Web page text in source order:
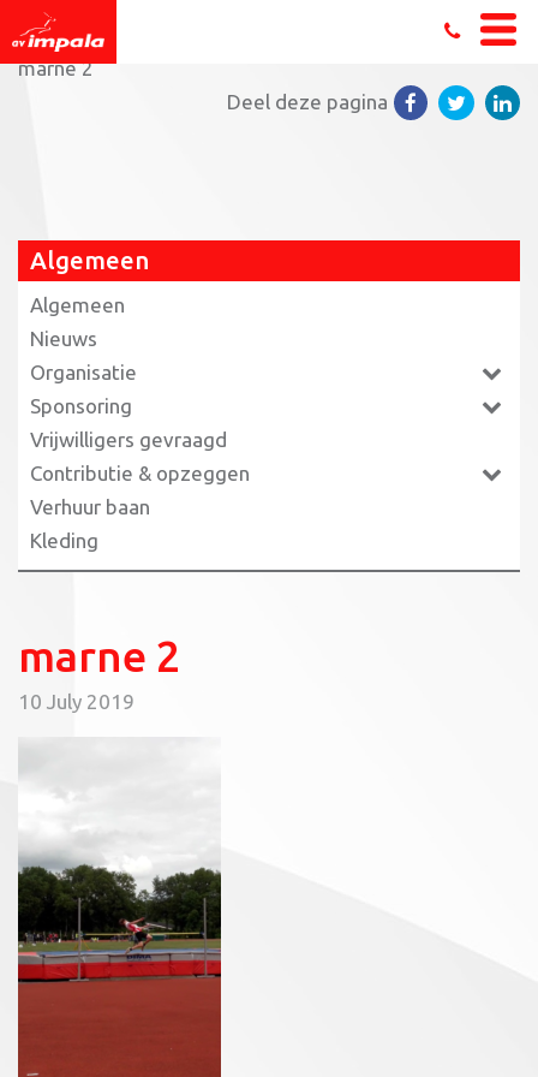
Home»De terugblik van… Marne van der Kooi»
marne 2
Deel deze pagina
Algemeen
Algemeen
Nieuws
Organisatie
Sponsoring
Vrijwilligers gevraagd
Contributie & opzeggen
Verhuur baan
Kleding
marne 2
10 July 2019